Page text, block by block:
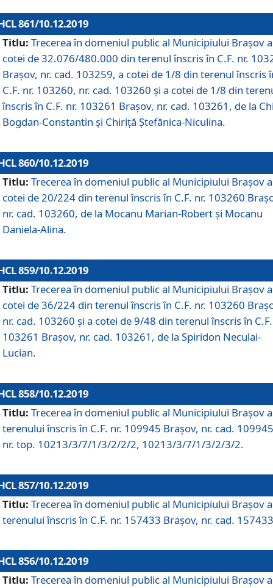
861/10.12.2019
Titlu: Trecerea în domeniul public al Municipiului Braşov a
cotei de 32.076/480.000 din terenul înscris în C.F. nr.
Brașov, nr. cad. 103259, a cotei de 1/8 din terenul înscris
C.F. nr. 103260, nr. cad. 103260 și a cotei de 1/8 din
înscris în C.F. nr. 103261 Brașov, nr. cad. 103261, de la
Bogdan-Constantin și Chiriță Ștefănica-Niculina.
860/10.12.2019
Titlu: Trecerea în domeniul public al Municipiului Braşov a
cotei de 20/224 din terenul înscris în C.F. nr. 103260
nr. cad. 103260, de la Mocanu Marian-Robert și Mocanu
Daniela-Alina.
859/10.12.2019
Titlu: Trecerea în domeniul public al Municipiului Braşov a
cotei de 36/224 din terenul înscris în C.F. nr. 103260
nr. cad. 103260 și a cotei de 9/48 din terenul înscris în
103261 Brașov, nr. cad. 103261, de la Spiridon Neculai-
Lucian.
858/10.12.2019
Titlu: Trecerea în domeniul public al Municipiului Braşov a
terenului înscris în C.F. nr. 109945 Brașov, nr. cad.
nr. top. 10213/3/7/1/3/2/2/2, 10213/3/7/1/3/2/3/2.
857/10.12.2019
Titlu: Trecerea în domeniul public al Municipiului Braşov a
terenului înscris în C.F. nr. 157433 Brașov, nr. cad.
856/10.12.2019
Titlu: Trecerea în domeniul public al Municipiului Braşov a